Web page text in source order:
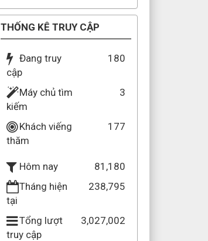
THỐNG KÊ TRUY CẬP
Đang truy
cập
180
Máy chủ tìm
kiếm
3
Khách viếng
thăm
177
Hôm nay
81,180
Tháng hiện
tại
238,795
Tổng lượt
truy cập
3,027,002